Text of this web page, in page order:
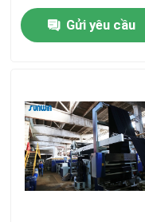
Liên hệ chúng tôi
Máy dệt stenter
máy stenter không
Gửi yêu cầu